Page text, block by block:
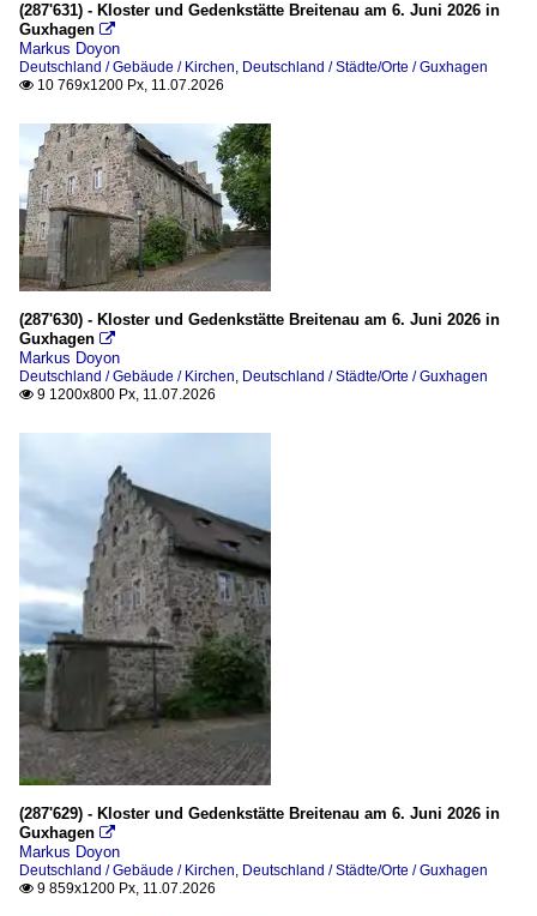
(287'631) - Kloster und Gedenkstätte Breitenau am 6. Juni 2026 in
Guxhagen 
Markus Doyon
Deutschland / Gebäude / Kirchen, Deutschland / Städte/Orte / Guxhagen
 10 769x1200 Px, 11.07.2026
(287'630) - Kloster und Gedenkstätte Breitenau am 6. Juni 2026 in
Guxhagen 
Markus Doyon
Deutschland / Gebäude / Kirchen, Deutschland / Städte/Orte / Guxhagen
 9 1200x800 Px, 11.07.2026
(287'629) - Kloster und Gedenkstätte Breitenau am 6. Juni 2026 in
Guxhagen 
Markus Doyon
Deutschland / Gebäude / Kirchen, Deutschland / Städte/Orte / Guxhagen
 9 859x1200 Px, 11.07.2026